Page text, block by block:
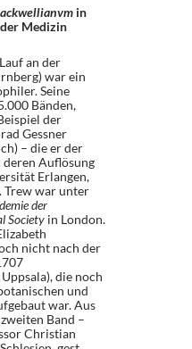
in
Medizin
an der
war ein
Seine
Bänden,
der
Gessner
– die er der
Auflösung
Erlangen,
Trew war unter
der
Society in London.
nicht nach der
die noch
und
war. Aus
Band –
Christian